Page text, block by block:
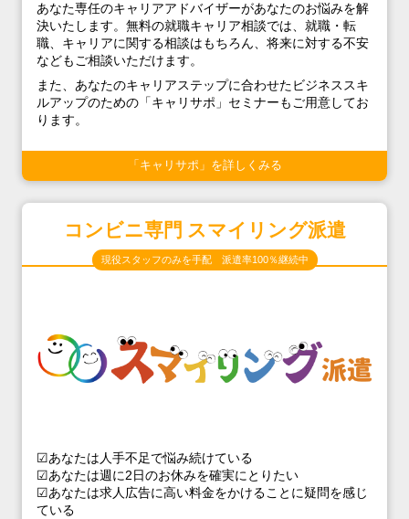
あなた専任のキャリアアドバイザーがあなたのお悩みを解
決いたします。無料の就職キャリア相談では、就職・転
職、キャリアに関する相談はもちろん、将来に対する不安
などもご相談いただけます。
また、あなたのキャリアステップに合わせたビジネススキ
ルアップのための「キャリサポ」セミナーもご用意してお
ります。
「キャリサポ」を詳しくみる
コンビニ専門 スマイリング派遣
現役スタッフのみを手配 派遣率100％継続中
☑あなたは人手不足で悩み続けている
☑あなたは週に2日のお休みを確実にとりたい
☑あなたは求人広告に高い料金をかけることに疑問を感じ
ている